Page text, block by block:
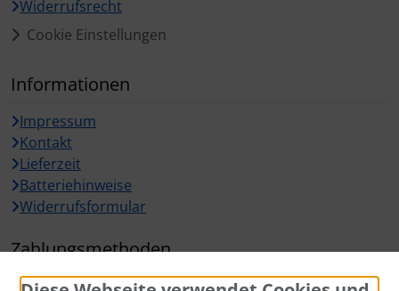
Widerrufsrecht
Cookie Einstellungen
Informationen
Impressum
Kontakt
Lieferzeit
Batteriehinweise
Widerrufsformular
Zahlungsmethoden